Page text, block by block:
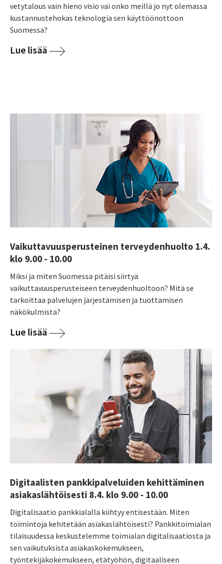
vetytalous vain hieno visio vai onko meillä jo nyt olemassa
kustannustehokas teknologia sen käyttöönottoon
Suomessa?
Lue lisää
Vaikuttavuusperusteinen terveydenhuolto 1.4.
klo 9.00 - 10.00
Miksi ja miten Suomessa pitäisi siirtyä
vaikuttavuusperusteiseen terveydenhuoltoon? Mitä se
tarkoittaa palvelujen järjestämisen ja tuottamisen
näkökulmista?
Lue lisää
Digitaalisten pankkipalveluiden kehittäminen
asiakaslähtöisesti 8.4. klo 9.00 - 10.00
Digitalisaatio pankkialalla kiihtyy entisestään. Miten
toimintoja kehitetään asiakaslähtöisesti? Pankkitoimialan
tilaisuudessa keskustelemme toimialan digitalisaatiosta ja
sen vaikutuksista asiakaskokemukseen,
työntekijäkokemukseen, etätyöhön, digitaaliseen